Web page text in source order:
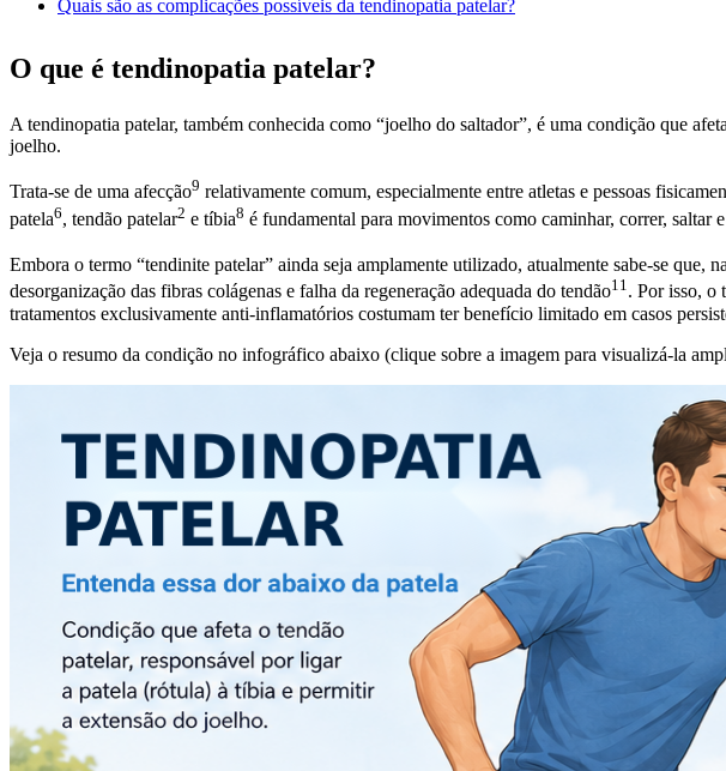
Quais são as complicações possíveis da tendinopatia patelar?
O que é tendinopatia patelar?
A tendinopatia patelar, também conhecida como “joelho do saltador”, é uma condição que
joelho.
Trata-se de uma afecção9 relativamente comum, especialmente entre atletas e pessoas
patela6, tendão patelar2 e tíbia8 é fundamental para movimentos como caminhar, correr, saltar
Embora o termo “tendinite patelar” ainda seja amplamente utilizado, atualmente sabe-se que,
desorganização das fibras colágenas e falha da regeneração adequada do tendão11. Por isso, o
tratamentos exclusivamente anti-inflamatórios costumam ter benefício limitado em casos
Veja o resumo da condição no infográfico abaixo (clique sobre a imagem para visualizá-la